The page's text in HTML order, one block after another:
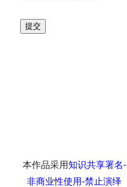
本作品采用知识共享署名-
非商业性使用-禁止演绎